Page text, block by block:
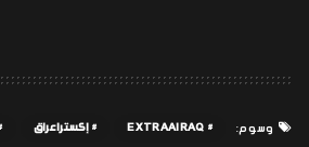
وسوم: EXTRAAIRAQ إكسترا عراق